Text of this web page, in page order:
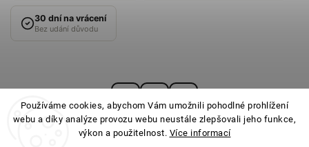
Používáme cookies, abychom Vám umožnili pohodlné prohlížení
webu a díky analýze provozu webu neustále zlepšovali jeho funkce,
výkon a použitelnost. Více informací
30 dní na vrácení
Bez udání důvodu